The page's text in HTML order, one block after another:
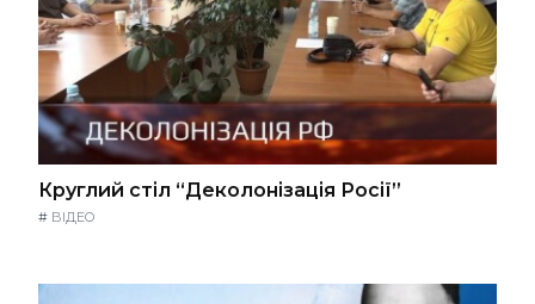
Круглий стіл “Деколонізація Росії”
# ВІДЕО